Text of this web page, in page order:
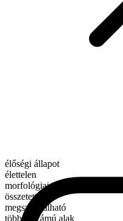
élőségi állapot
élettelen
morfológiai összetétel
összetett
megszámlálható
többes számú alak